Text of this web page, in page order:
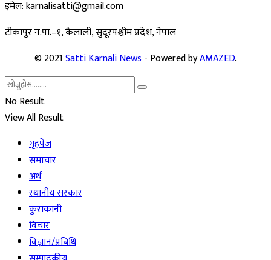
इमेल: karnalisatti@gmail.com
टीकापुर न.पा.–१, कैलाली, सुदूरपश्चीम प्रदेश, नेपाल
© 2021Satti Karnali News- Powered byAMAZED.
No Result
View All Result
गृहपेज
समाचार
अर्थ
स्थानीय सरकार
कुराकानी
विचार
विज्ञान/प्रबिधि